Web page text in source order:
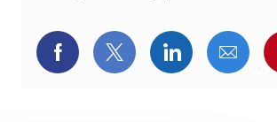
Partager via Facebook
Partager via Twitter
Partager via